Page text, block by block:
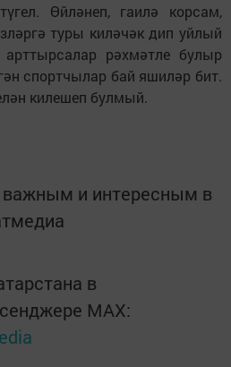
Өйләнеп, гаилә корсам,
туры киләчәк дип уйлый
рәхмәтле булыр
спортчылар бай яшиләр бит.
килешеп булмый.
и интересным в
в
MАХ: